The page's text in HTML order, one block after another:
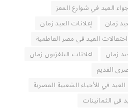
العيد في شوارع المعز
زمان
إعلانات العيد زمان
احتفالات العيد في مصر الفاطمية
زمان
اعلانات التلفزيون زمان
القديم
العيد في الأحياء الشعبية المصرية
في الثمانينات